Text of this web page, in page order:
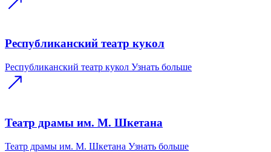
Республиканский театр кукол
Республиканский театр кукол Узнать больше
Театр драмы им. М. Шкетана
Театр драмы им. М. Шкетана Узнать больше